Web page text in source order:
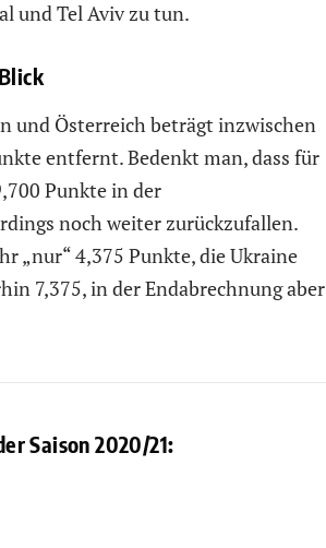
und Tel Aviv zu tun.
und Österreich beträgt inzwischen
entfernt. Bedenkt man, dass für
Punkte in der
noch weiter zurückzufallen.
„nur“ 4,375 Punkte, die Ukraine
7,375, in der Endabrechnung aber
Saison 2020/21: